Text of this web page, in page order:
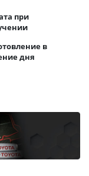
при
в
дня